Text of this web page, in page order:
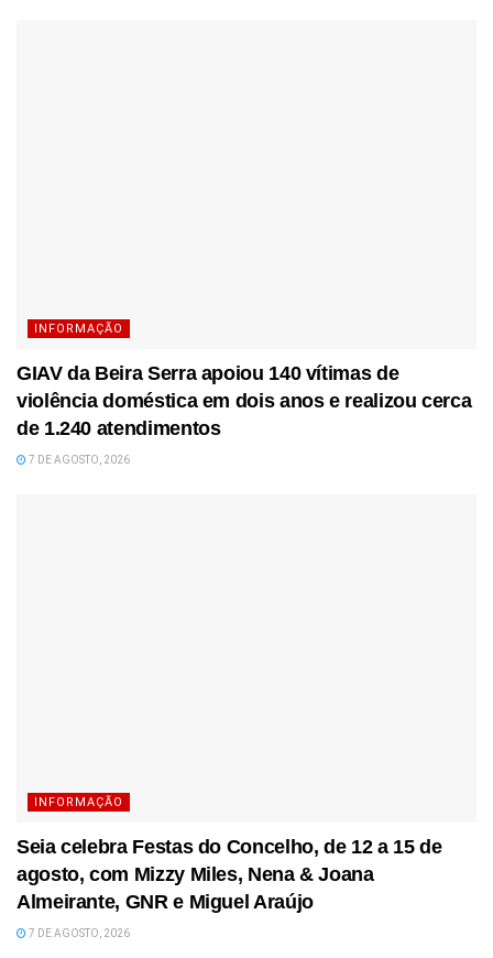
INFORMAÇÃO
GIAV da Beira Serra apoiou 140 vítimas de
violência doméstica em dois anos e realizou cerca
de 1.240 atendimentos
7 DE AGOSTO, 2026
INFORMAÇÃO
Seia celebra Festas do Concelho, de 12 a 15 de
agosto, com Mizzy Miles, Nena & Joana
Almeirante, GNR e Miguel Araújo
7 DE AGOSTO, 2026